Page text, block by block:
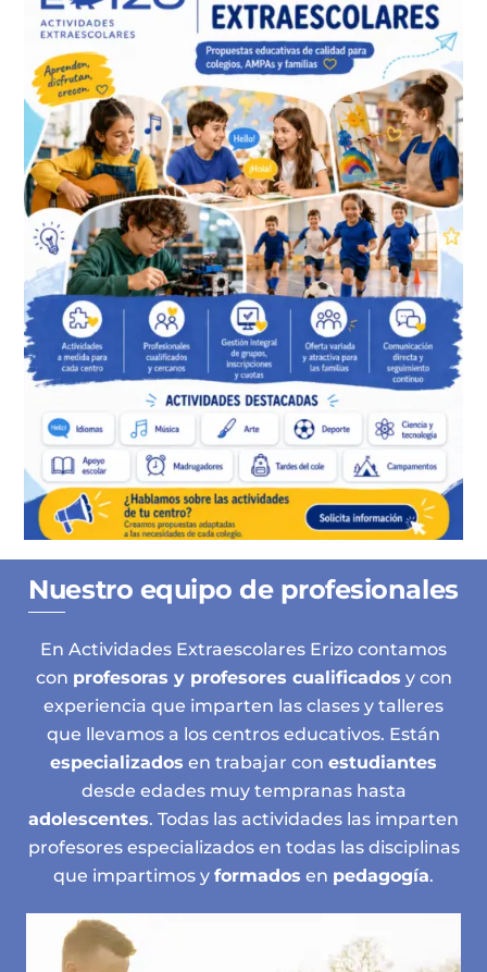
Nuestro equipo de profesionales
En Actividades Extraescolares Erizo contamos
con profesoras y profesores cualificados y con
experiencia que imparten las clases y talleres
que llevamos a los centros educativos. Están
especializados en trabajar con estudiantes
desde edades muy tempranas hasta
adolescentes. Todas las actividades las imparten
profesores especializados en todas las disciplinas
que impartimos y formados en pedagogía.